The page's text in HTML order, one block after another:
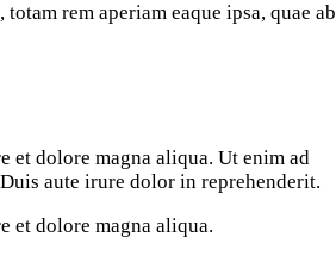
rem aperiam eaque ipsa, quae ab
et dolore magna aliqua. Ut enim ad
aute irure dolor in reprehenderit.
et dolore magna aliqua.